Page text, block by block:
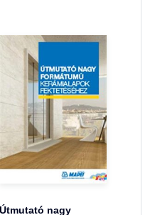
Útmutató nagy